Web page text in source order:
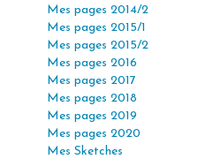
Mes pages 2014/2
Mes pages 2015/1
Mes pages 2015/2
Mes pages 2016
Mes pages 2017
Mes pages 2018
Mes pages 2019
Mes pages 2020
Mes Sketches